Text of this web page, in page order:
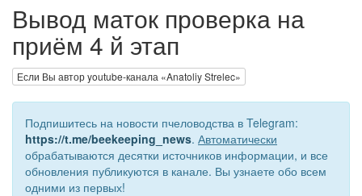
Вывод маток проверка на
приём 4 й этап
Если Вы автор youtube-канала «Anatoliy Strelec»
Подпишитесь на новости пчеловодства в Telegram:
https://t.me/beekeeping_news. Автоматически
обрабатываются десятки источников информации, и все
обновления публикуются в канале. Вы узнаете обо всем
одними из первых!